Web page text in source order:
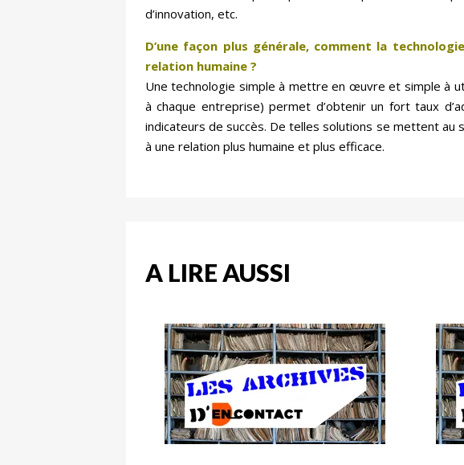
d’innovation, etc.
D’une façon plus générale, comment la
relation humaine ?
Une technologie simple à mettre en œuvre et simple à
à chaque entreprise) permet d’obtenir un fort taux
indicateurs de succès. De telles solutions se mettent
à une relation plus humaine et plus efficace.
A LIRE AUSSI